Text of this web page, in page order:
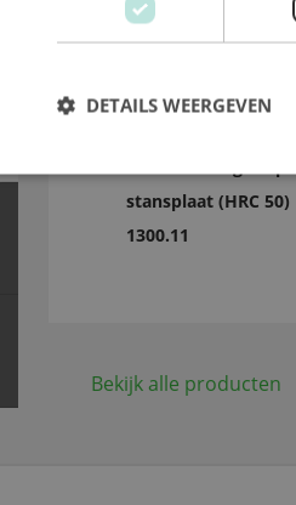
stansplaat (HRC 50)
1300.11
Bekijk alle producten
DETAILS WEERGEVEN